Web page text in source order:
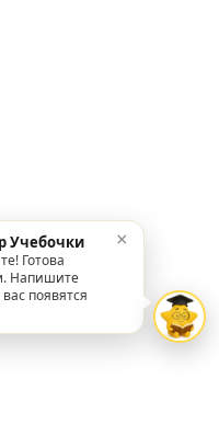
Учебочки
Готова
Напишите
появятся
×